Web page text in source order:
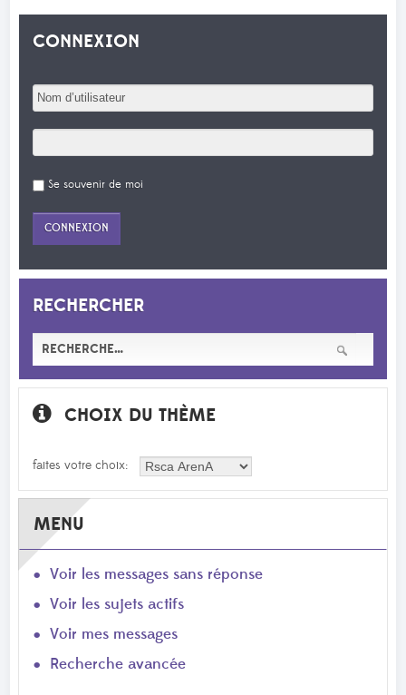
CONNEXION
Se souvenir de moi
RECHERCHER
CHOIX DU THÈME
faites votre choix:
MENU
Voir les messages sans réponse
Voir les sujets actifs
Voir mes messages
Recherche avancée